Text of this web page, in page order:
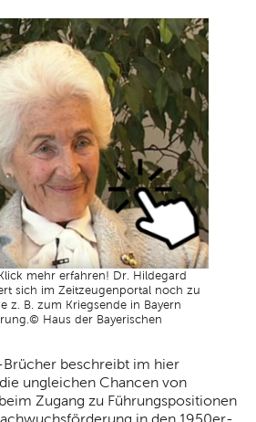
mehr erfahren! Dr. Hildegard
sich im Zeitzeugenportal noch zu
z. B. zum Kriegsende in Bayern
Haus der Bayerischen
beschreibt im hier
ungleichen Chancen von
Zugang zu Führungspositionen
in den 1950er-